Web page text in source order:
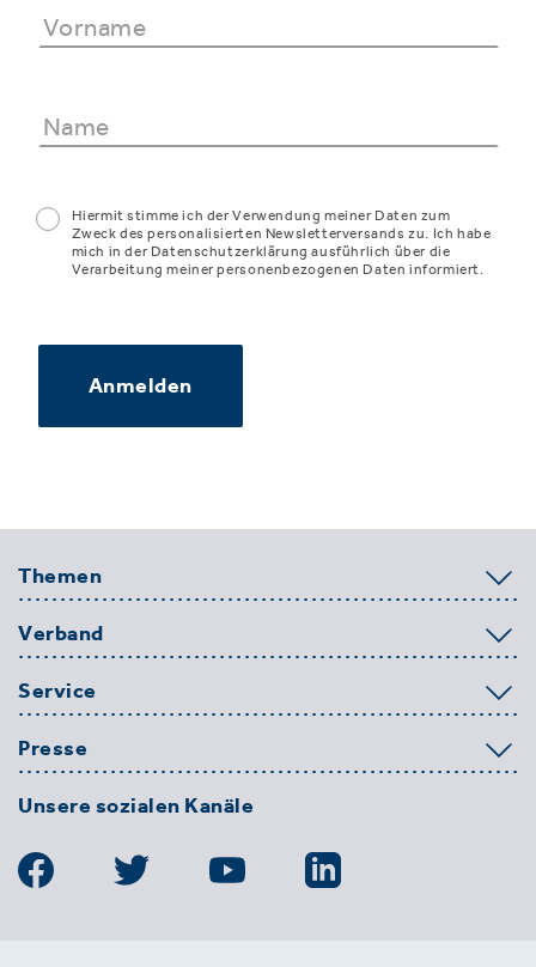
Hiermit stimme ich der Verwendung meiner Daten zum
Zweck des personalisierten Newsletterversands zu. Ich habe
mich in der Datenschutzerklärung ausführlich über die
Verarbeitung meiner personenbezogenen Daten informiert.
Anmelden
Themen
Verband
Service
Presse
Unsere sozialen Kanäle